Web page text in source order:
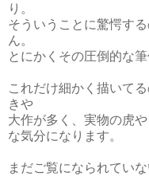
り。
そういうことに驚愕す
ん。
とにかくその圧倒的な
これだけ細かく描いて
きや
大作が多く、実物の虎
な気分になります。
まだご覧になられてい